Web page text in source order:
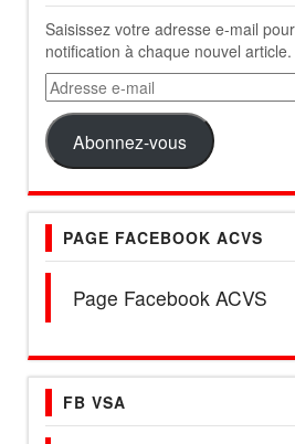
Saisissez votre adresse e-mail
notification à chaque nouvel article.
Adresse
e-
mail
Abonnez-vous
PAGE FACEBOOK ACVS
Page Facebook ACVS
FB VSA